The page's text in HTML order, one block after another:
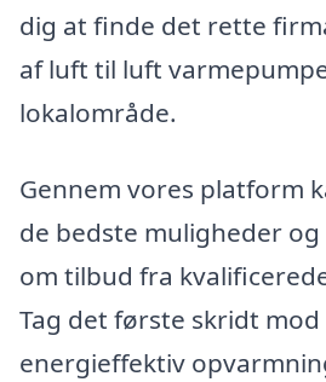
dig at finde det rette
af luft til luft
lokalområde.
Gennem vores platform
de bedste muligheder
om tilbud fra
Tag det første skridt mod
energieffektiv